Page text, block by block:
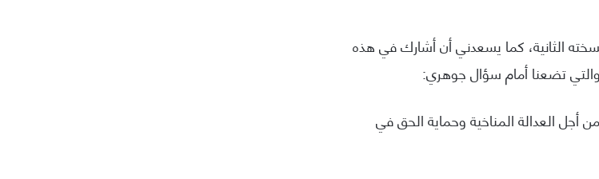
الثانية، كما يسعدني أن أشارك في هذه
تضعنا أمام سؤال جوهري:
العدالة المناخية وحماية الحق في